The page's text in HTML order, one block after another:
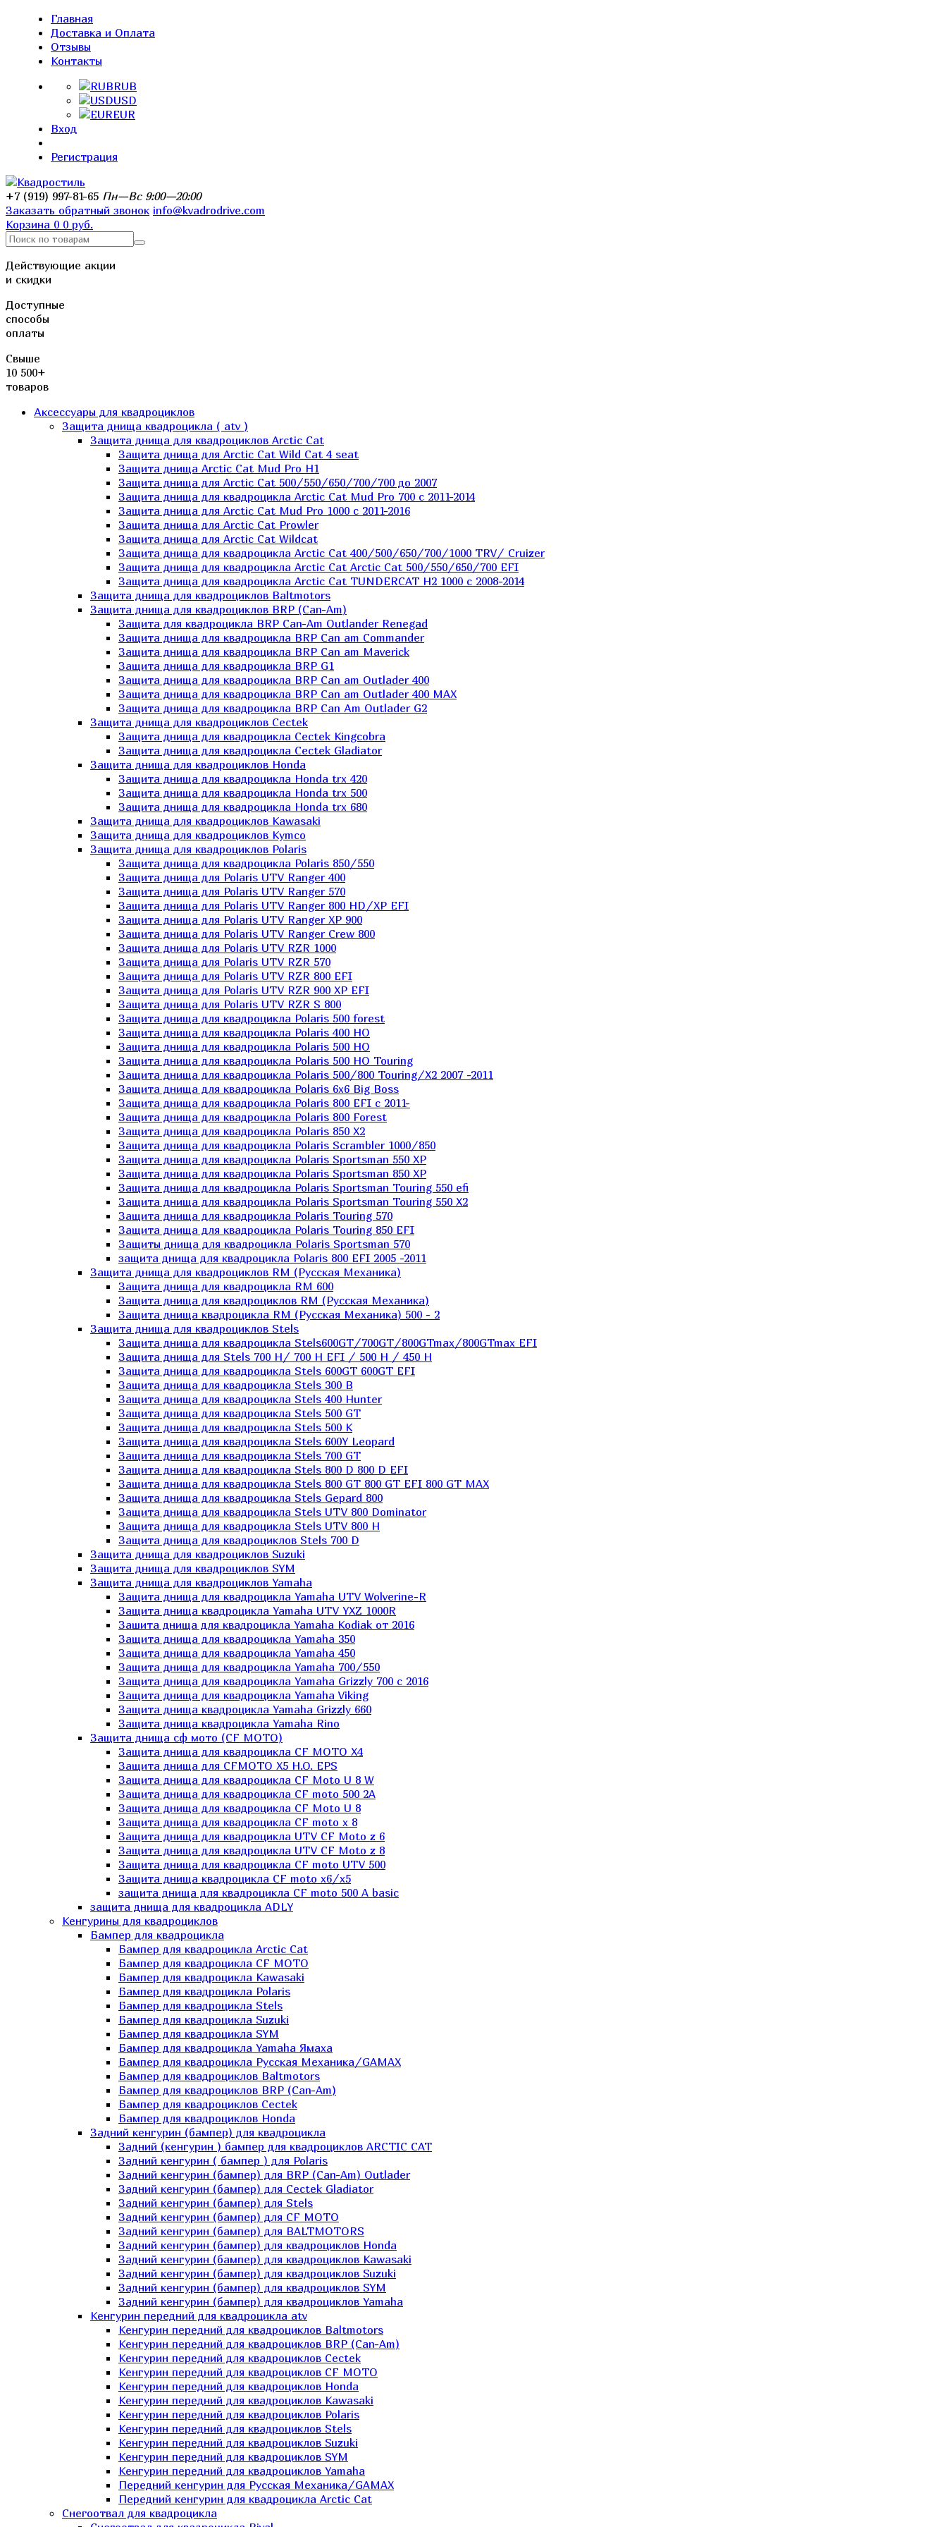
Главная
Доставка и Оплата
Отзывы
Контакты
RUB
USD
EUR
Вход
Регистрация
+7 (919) 997-81-65 Пн—Вс 9:00—20:00
Заказать обратный звонок info@kvadrodrive.com
Корзина 0 0 руб.
Действующие акции
и скидки
Доступные
способы
оплаты
Свыше
10 500+
товаров
Аксессуары для квадроциклов
Защита днища квадроцикла ( atv )
Защита днища для квадроциклов Arctic Cat
Защита днища для Arctic Cat Wild Cat 4 seat
Защита днища Arctic Cat Mud Pro H1
Защита днища для Arctic Cat 500/550/650/700/700 до 2007
Защита днища для квадроцикла Arctic Cat Mud Pro 700 с 2011-2014
Защита днища для Arctic Cat Mud Pro 1000 c 2011-2016
Защита днища для Arctic Cat Prowler
Защита днища для Arctic Cat Wildcat
Защита днища для квадроцикла Arctic Cat 400/500/650/700/1000 TRV/ Cruizer
Защита днища для квадроцикла Arctic Cat Arctic Cat 500/550/650/700 EFI
Защита днища для квадроцикла Arctic Cat TUNDERCAT H2 1000 c 2008-2014
Защита днища для квадроциклов Baltmotors
Защита днища для квадроциклов BRP (Can-Am)
Защита для квадроцикла BRP Can-Am Outlander Renegad
Защита днища для квадроцикла BRP Can am Commander
Защита днища для квадроцикла BRP Can am Maverick
Защита днища для квадроцикла BRP G1
Защита днища для квадроцикла BRP Can am Outlader 400
Защита днища для квадроцикла BRP Can am Outlader 400 MAX
Защита днища для квадроцикла BRP Can Аm Outlader G2
Защита днища для квадроциклов Cectek
Защита днища для квадроцикла Cectek Kingcobra
Защита днища для квадроцикла Cectek Gladiator
Защита днища для квадроциклов Honda
Защита днища для квадроцикла Honda trx 420
Защита днища для квадроцикла Honda trx 500
Защита днища для квадроцикла Honda trx 680
Защита днища для квадроциклов Kawasaki
Защита днища для квадроциклов Kymco
Защита днища для квадроциклов Polaris
Защита днища для квадроцикла Polaris 850/550
Защита днища для Polaris UTV Ranger 400
Защита днища для Polaris UTV Ranger 570
Защита днища для Polaris UTV Ranger 800 HD/XP EFI
Защита днища для Polaris UTV Ranger XP 900
Защита днища для Polaris UTV Ranger Сrew 800
Защита днища для Polaris UTV RZR 1000
Защита днища для Polaris UTV RZR 570
Защита днища для Polaris UTV RZR 800 EFI
Защита днища для Polaris UTV RZR 900 XP EFI
Защита днища для Polaris UTV RZR S 800
Защита днища для квадроцикла Polaris 500 forest
Защита днища для квадроцикла Polaris 400 HO
Защита днища для квадроцикла Polaris 500 HO
Защита днища для квадроцикла Polaris 500 HO Touring
Защита днища для квадроцикла Polaris 500/800 Touring/X2 2007 -2011
Защита днища для квадроцикла Polaris 6х6 Big Boss
Защита днища для квадроцикла Polaris 800 EFI с 2011-
Защита днища для квадроцикла Polaris 800 Forest
Защита днища для квадроцикла Polaris 850 X2
Защита днища для квадроцикла Polaris Scrambler 1000/850
Защита днища для квадроцикла Polaris Sportsman 550 XP
Защита днища для квадроцикла Polaris Sportsman 850 XP
Защита днища для квадроцикла Polaris Sportsman Touring 550 efi
Защита днища для квадроцикла Polaris Sportsman Touring 550 X2
Защита днища для квадроцикла Polaris Touring 570
Защита днища для квадроцикла Polaris Touring 850 EFI
Защиты днища для квадроцикла Polaris Sportsman 570
защита днища для квадроцикла Polaris 800 EFI 2005 -2011
Защита днища для квадроциклов RM (Русская Механика)
Защита днища для квадроцикла RM 600
Защита днища для квадроциклов RM (Русская Механика)
Защита днища квадроцикла RM (Русская Механика) 500 - 2
Защита днища для квадроциклов Stels
Защита днища для квадроцикла Stels600GT/700GT/800GTmax/800GTmax EFI
Защита днища для Stels 700 H/ 700 H EFI / 500 H / 450 H
Защита днища для квадроцикла Stels 600GT 600GT EFI
Защита днища для квадроцикла Stels 300 B
Защита днища для квадроцикла Stels 400 Hunter
Защита днища для квадроцикла Stels 500 GT
Защита днища для квадроцикла Stels 500 K
Защита днища для квадроцикла Stels 600Y Leopard
Защита днища для квадроцикла Stels 700 GT
Защита днища для квадроцикла Stels 800 D 800 D EFI
Защита днища для квадроцикла Stels 800 GT 800 GT EFI 800 GT MAX
Защита днища для квадроцикла Stels Gepard 800
Защита днища для квадроцикла Stels UTV 800 Dominator
Защита днища для квадроцикла Stels UTV 800 H
Защита днища для квадроциклов Stels 700 D
Защита днища для квадроциклов Suzuki
Защита днища для квадроциклов SYM
Защита днища для квадроциклов Yamaha
Защита днища для квадроцикла Yamaha UTV Wolverine-R
Защита днища квадроцикла Yamaha UTV YXZ 1000R
Зашита днища для квадроцикла Yamaha Kodiak от 2016
Защита днища для квадроцикла Yamaha 350
Защита днища для квадроцикла Yamaha 450
Защита днища для квадроцикла Yamaha 700/550
Защита днища для квадроцикла Yamaha Grizzly 700 с 2016
Защита днища для квадроцикла Yamaha Viking
Защита днища квадроцикла Yamaha Grizzly 660
Защита днища квадроцикла Yamaha Rino
Защита днища сф мото (CF MOTO)
Защита днища для квадроцикла CF MOTO X4
Защита днища для CFMOTO X5 H.O. EPS
Защита днища для квадроцикла CF Moto U 8 W
Защита днища для квадроцикла CF moto 500 2A
Защита днища для квадроцикла CF Moto U 8
Защита днища для квадроцикла CF moto x 8
Защита днища для квадроцикла UTV CF Moto z 6
Защита днища для квадроцикла UTV CF Moto z 8
Защита днища для квадроцикла СF moto UTV 500
Защита днища квадроцикла СF moto x6/x5
защита днища для квадроцикла CF moto 500 A basic
защита днища для квадроцикла ADLY
Кенгурины для квадроциклов
Бампер для квадроцикла
Бампер для квадроцикла Arctic Cat
Бампер для квадроцикла CF MOTO
Бампер для квадроцикла Kawasaki
Бампер для квадроцикла Polaris
Бампер для квадроцикла Stels
Бампер для квадроцикла Suzuki
Бампер для квадроцикла SYM
Бампер для квадроцикла Yamaha Ямаха
Бампер для квадроцикла Русская Механика/GAMAX
Бампер для квадроциклов Baltmotors
Бампер для квадроциклов BRP (Can-Am)
Бампер для квадроциклов Cectek
Бампер для квадроциклов Honda
Задний кенгурин (бампер) для квадроцикла
Задний (кенгурин ) бампер для квадроциклов ARCTIC CAT
Задний кенгурин ( бампер ) для Polaris
Задний кенгурин (бампер) для BRP (Can-Am) Outlader
Задний кенгурин (бампер) для Cectek Gladiator
Задний кенгурин (бампер) для Stels
Задний кенгурин (бампер) для СF MOTO
Задний кенгурин (бампер) для BALTMOTORS
Задний кенгурин (бампер) для квадроциклов Honda
Задний кенгурин (бампер) для квадроциклов Kawasaki
Задний кенгурин (бампер) для квадроциклов Suzuki
Задний кенгурин (бампер) для квадроциклов SYM
Задний кенгурин (бампер) для квадроциклов Yamaha
Кенгурин передний для квадроцикла atv
Кенгурин передний для квадроциклов Baltmotors
Кенгурин передний для квадроциклов BRP (Can-Am)
Кенгурин передний для квадроциклов Cectek
Кенгурин передний для квадроциклов CF MOTO
Кенгурин передний для квадроциклов Honda
Кенгурин передний для квадроциклов Kawasaki
Кенгурин передний для квадроциклов Polaris
Кенгурин передний для квадроциклов Stels
Кенгурин передний для квадроциклов Suzuki
Кенгурин передний для квадроциклов SYM
Кенгурин передний для квадроциклов Yamaha
Передний кенгурин для Русская Механика/GAMAX
Передний кенгурин для квадроцикла Arctic Cat
Снегоотвал для квадроцикла